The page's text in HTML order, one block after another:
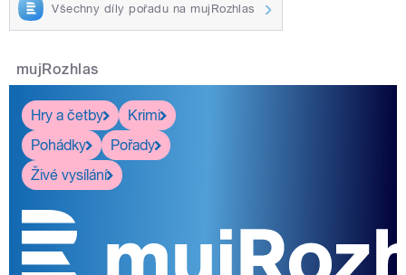
Všechny díly pořadu na mujRozhlas
mujRozhlas
Hry a četby
Krimi
Pohádky
Pořady
Živé vysílání